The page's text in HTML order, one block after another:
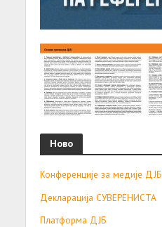
Ново
Конференције за медије ДЈБ
Декларација СУВЕРЕНИСТА
Платформа ДЈБ